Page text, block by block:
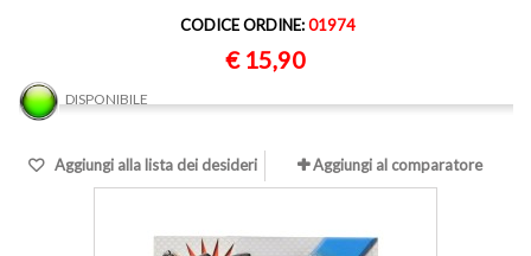
CODICE ORDINE:01974
€ 15,90
DISPONIBILE
Aggiungi alla lista dei desideri Aggiungi al comparatore